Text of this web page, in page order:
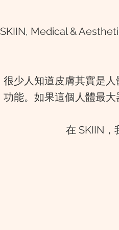
SKIIN, Medical &
很少人知道皮膚其實是人
功能。如果這個人體最大
在 SKIIN，